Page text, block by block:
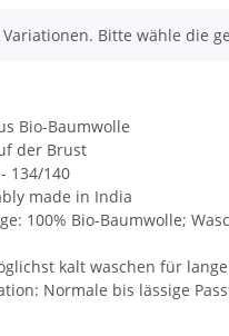
Bitte wähle die
Bio-Baumwolle
der Brust
134/140
made in India
100% Bio-Baumwolle;
kalt waschen für
Normale bis lässige